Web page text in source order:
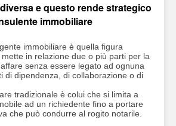
e questo rende strategico
immobiliare
immobiliare è quella figura
in relazione due o più parti per la
senza essere legato ad ognuna
di dipendenza, di collaborazione o di
tradizionale è colui che si limita a
ad un richiedente fino a portare
che può condurre al rogito notarile.